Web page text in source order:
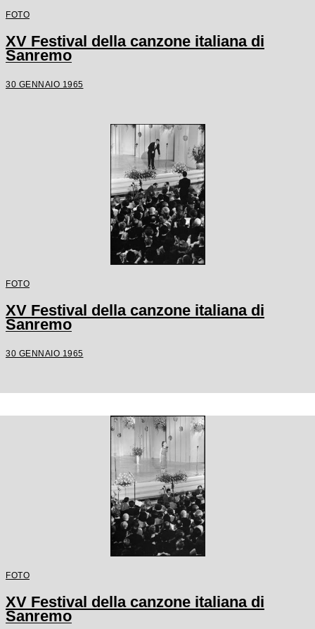
FOTO
XV Festival della canzone italiana di
Sanremo
30 GENNAIO 1965
FOTO
XV Festival della canzone italiana di
Sanremo
30 GENNAIO 1965
FOTO
XV Festival della canzone italiana di
Sanremo